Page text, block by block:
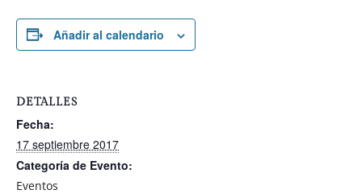
Añadir al calendario
DETALLES
Fecha:
17 septiembre 2017
Categoría de Evento:
Eventos